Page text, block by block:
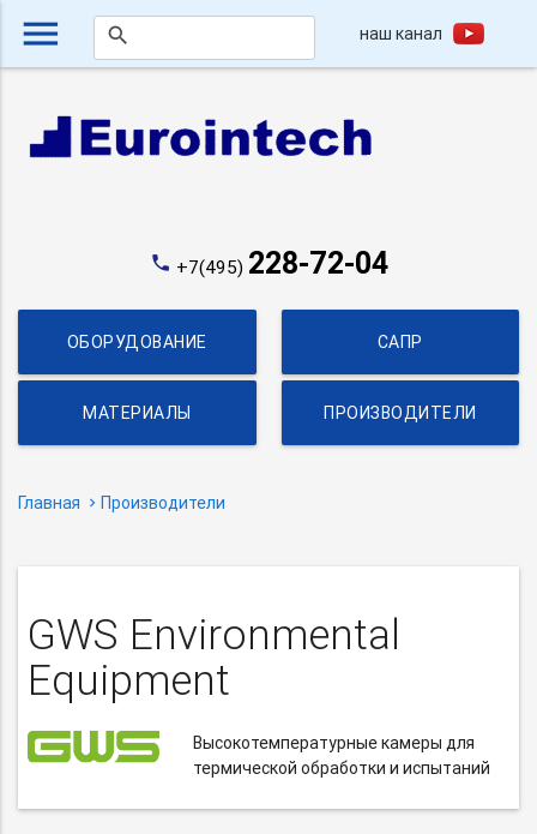
menu search наш канал
phone +7(495) 228-72-04
ОБОРУДОВАНИЕ САПР
МАТЕРИАЛЫ ПРОИЗВОДИТЕЛИ
Главная Производители
GWS Environmental
Equipment
Высокотемпературные камеры для
термической обработки и испытаний